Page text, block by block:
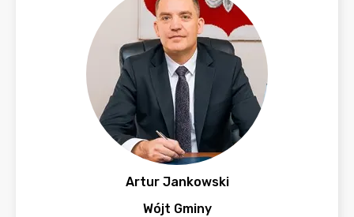
Artur Jankowski
Wójt Gminy